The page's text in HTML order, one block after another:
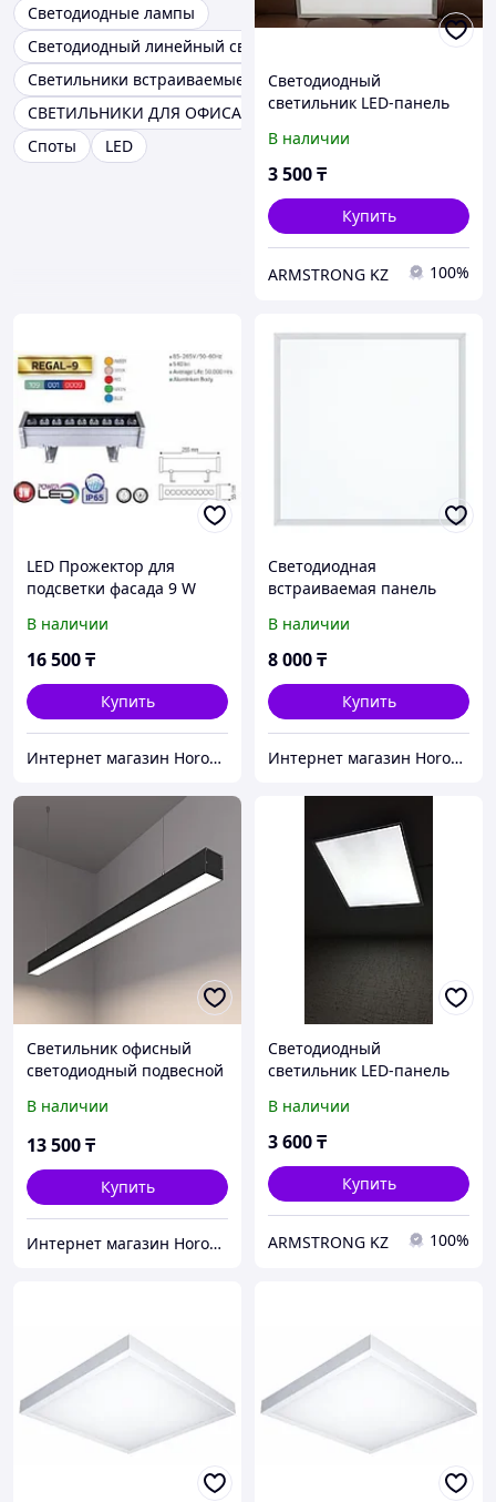
Светодиодные лампы
Светодиодный линейный светильник
Светильники встраиваемые
СВЕТИЛЬНИКИ ДЛЯ ОФИСА
Споты
LED
Светодиодный
светильник LED-панель
В наличии
3 500₸
Купить
ARMSTRONG KZ 100%
LED Прожектор для
подсветки фасада 9 W
В наличии
16 500₸
Купить
Интернет магазин Horoz Electric
Светодиодная
встраиваемая панель
мм.
В наличии
8 000₸
Купить
Интернет магазин Horoz Electric
Светильник офисный
светодиодный подвесной
В наличии
13 500₸
Купить
Интернет магазин Horoz Electric
Светодиодный
светильник LED-панель
В наличии
3 600₸
Купить
ARMSTRONG KZ 100%